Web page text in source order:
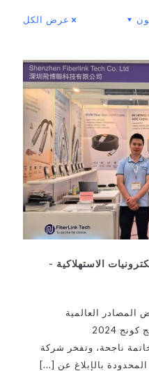
عرض الكل
الاستهلاكية -
العالمية
للإلكترونيات الاستهلاكية - هونج كونج 2024
خاتمة ناجحة، وتفخر شركة
بالإبلاغ عن [...]